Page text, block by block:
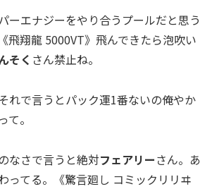
ーエナジーをやり合うプールだと思う
飛翔龍 5000VT》飛んできたら泡吹い
そく さん禁止ね。
れで言うとパック運1番ないの俺やか
。
なさで言うと絶対フェアリーさん。あ
ってる。《驚言廻し コミックリリヰ